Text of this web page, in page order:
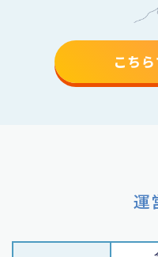
こち
運